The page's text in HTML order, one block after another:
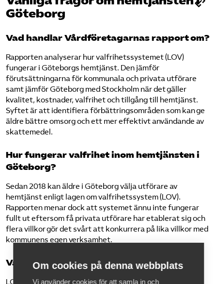
Göteborg
Vad handlar Vårdföretagarnas rapport om?
Rapporten analyserar hur valfrihetssystemet (LOV)
fungerar i Göteborgs hemtjänst. Den jämför
förutsättningarna för kommunala och privata utförare
samt jämför Göteborg med Stockholm när det gäller
kvalitet, kostnader, valfrihet och tillgång till hemtjänst.
Syftet är att identifiera förbättringsområden som kan ge
äldre bättre omsorg och ett mer effektivt användande av
skattemedel.
Hur fungerar valfrihet inom hemtjänsten i
Göteborg?
Sedan 2018 kan äldre i Göteborg välja utförare av
hemtjänst enligt lagen om valfrihetssystem (LOV).
Rapporten menar dock att systemet ännu inte fungerar
fullt ut eftersom få privata utförare har etablerat sig och
flera villkor gör det svårt att konkurrera på lika villkor med
kommunens egen verksamhet.
Vad är lagen om valfrihetssystem (LOV)?
LOV gör det möjligt för kommuner att godkänna flera
Om cookies på denna webbplats
Vi använder cookies för att samla in och